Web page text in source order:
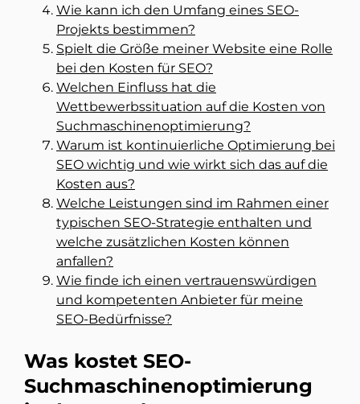
Wie kann ich den Umfang eines SEO-
Projekts bestimmen?
Spielt die Größe meiner Website eine Rolle
bei den Kosten für SEO?
Welchen Einfluss hat die
Wettbewerbssituation auf die Kosten von
Suchmaschinenoptimierung?
Warum ist kontinuierliche Optimierung bei
SEO wichtig und wie wirkt sich das auf die
Kosten aus?
Welche Leistungen sind im Rahmen einer
typischen SEO-Strategie enthalten und
welche zusätzlichen Kosten können
anfallen?
Wie finde ich einen vertrauenswürdigen
und kompetenten Anbieter für meine
SEO-Bedürfnisse?
Was kostet SEO-
Suchmaschinenoptimierung